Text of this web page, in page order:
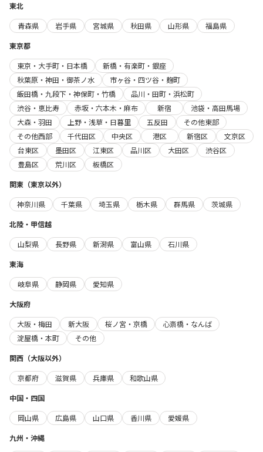
東北
青森県
岩手県 宮城県 秋田県 山形県
福島県
東京都
東京・大手町・日本橋
新橋・有楽町・銀座
秋葉原・神田・御茶ノ水
市ヶ谷・四ツ谷・麹町
飯田橋・九段下・神保町・竹橋
品川・田町・浜松町
渋谷・恵比寿
赤坂・六本木・麻布 新宿
池袋・高田馬場
大森・羽田
上野・浅草・日暮里 五反田
その他東部
その他西部
千代田区 中央区 港区 新宿区
文京区
台東区
墨田区 江東区 品川区 大田区
渋谷区
豊島区
荒川区
板橋区
関東（東京以外）
神奈川県
千葉県 埼玉県 栃木県 群馬県
茨城県
北陸・甲信越
山梨県
長野県 新潟県 富山県
石川県
東海
岐阜県
静岡県
愛知県
大阪府
大阪・梅田
新大阪 桜ノ宮・京橋
心斎橋・なんば
淀屋橋・本町
その他
関西（大阪以外）
京都府
滋賀県 兵庫県
和歌山県
中国・四国
岡山県
広島県 山口県 香川県
愛媛県
九州・沖縄